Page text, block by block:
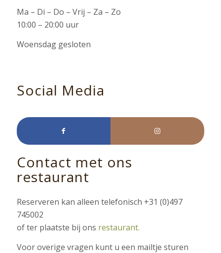
Ma – Di – Do – Vrij – Za – Zo
10:00 – 20:00 uur
Woensdag gesloten
Social Media
Contact met ons
restaurant
Reserveren kan alleen telefonisch +31 (0)497
745002
of ter plaatste bij ons restaurant.
Voor overige vragen kunt u een mailtje sturen